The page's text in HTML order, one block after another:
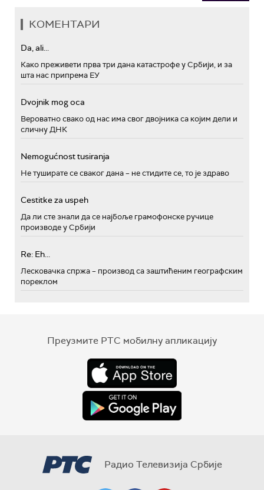
КОМЕНТАРИ
Da, ali...
Како преживети прва три дана катастрофе у Србији, и за
шта нас припрема ЕУ
Dvojnik mog oca
Вероватно свако од нас има свог двојника са којим дели и
сличну ДНК
Nemogućnost tusiranja
Не туширате се сваког дана – не стидите се, то је здраво
Cestitke za uspeh
Да ли сте знали да се најбоље грамофонске ручице
производе у Србији
Re: Eh...
Лесковачка спржа – производ са заштићеним географским
пореклом
Преузмите РТС мобилну апликацију
Радио Телевизија Србије